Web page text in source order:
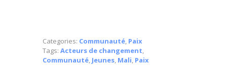
Categories: Communauté, Paix
Tags: Acteurs de changement,
Communauté, Jeunes, Mali, Paix